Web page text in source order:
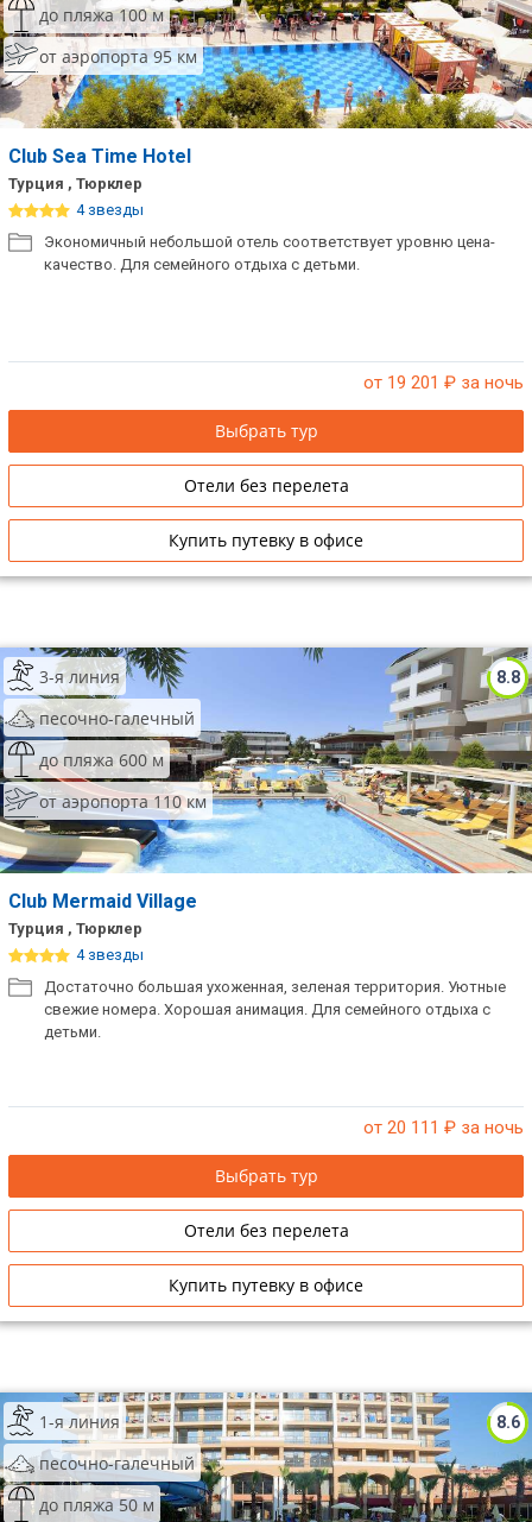
до пляжа 100 м
от аэропорта 95 км
Club Sea Time Hotel
Турция , Тюрклер
4 звезды
Экономичный небольшой отель соответствует уровню цена-
качество. Для семейного отдыха с детьми.
от 19 201 ₽ за ночь
Выбрать тур
Отели без перелета
Купить путевку в офисе
8.8
3-я линия
песочно-галечный
до пляжа 600 м
от аэропорта 110 км
Club Mermaid Village
Турция , Тюрклер
4 звезды
Достаточно большая ухоженная, зеленая территория. Уютные
свежие номера. Хорошая анимация. Для семейного отдыха с
детьми.
от 20 111 ₽ за ночь
Выбрать тур
Отели без перелета
Купить путевку в офисе
8.6
1-я линия
песочно-галечный
до пляжа 50 м
Сетевые отели Таиланда
Сетевые отели Шри Ланки
Сетевые отели Вьетнама
Сетевые отели Мальдив